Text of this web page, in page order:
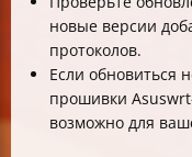
новые версии
протоколов.
Если обновиться
прошивки
возможно для